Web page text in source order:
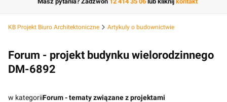
KB Projekt Biuro Architektoniczne Artykuły o budownictwie
Forum - projekt budynku wielorodzinnego
DM-6892
w kategoriiForum - tematy związane z projektami